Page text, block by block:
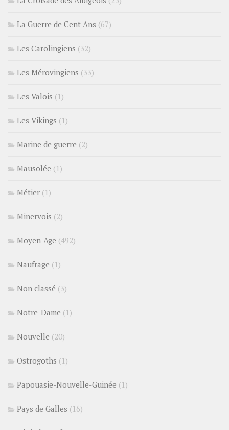
La Guerre de Cent Ans (67)
Les Carolingiens (32)
Les Mérovingiens (33)
Les Valois (1)
Les Vikings (1)
Marine de guerre (2)
Mausolée (1)
Métier (1)
Minervois (2)
Moyen-Age (492)
Naufrage (1)
Non classé (3)
Notre-Dame (1)
Nouvelle (20)
Ostrogoths (1)
Papouasie-Nouvelle-Guinée (1)
Pays de Galles (16)